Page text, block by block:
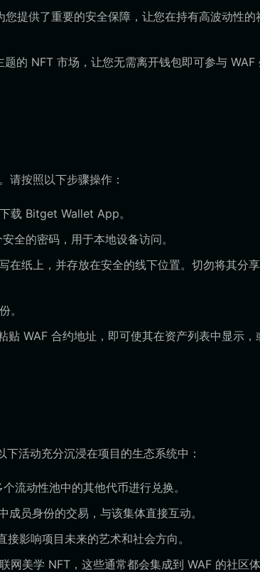
提供了重要的安全保障，让您在持有高波动性的
的 NFT 市场，让您无需离开钱包即可参与 WAF
请按照以下步骤操作：
载 Bitget Wallet App。
全的密码，用于本地设备访问。
纸上，并存放在安全的线下位置。切勿将其分
。
贴 WAF 合约地址，即可使其在资产列表中显示，
活动充分沉浸在项目的生态系统中：
流动性池中的其他代币进行兑换。
员身份的交易，与该集体直接互动。
影响项目未来的艺术和社会方向。
网美学 NFT，这些通常都会集成到 WAF 的社区